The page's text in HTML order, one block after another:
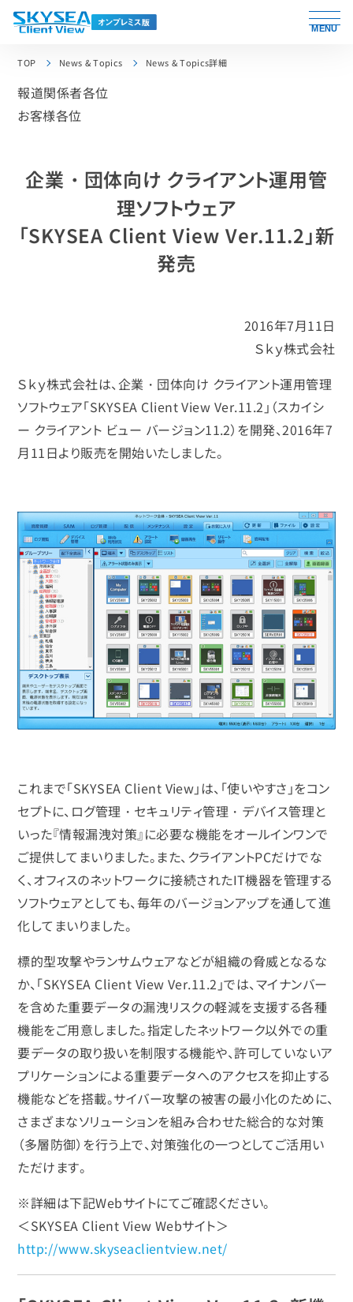
MENU
TOP News & Topics News & Topics詳細
報道関係者各位
お客様各位
企業・団体向け クライアント運用管
理ソフトウェア
「SKYSEA Client View Ver.11.2」新
発売
2016年7月11日
Ｓｋｙ株式会社
Ｓｋｙ株式会社は、企業・団体向け クライアント運用管理
ソフトウェア「SKYSEA Client View Ver.11.2」（スカイシ
ー クライアント ビュー バージョン11.2）を開発、2016年7
月11日より販売を開始いたしました。
これまで「SKYSEA Client View」は、「使いやすさ」をコン
セプトに、ログ管理・セキュリティ管理・デバイス管理と
いった『情報漏洩対策』に必要な機能をオールインワンで
ご提供してまいりました。また、クライアントPCだけでな
く、オフィスのネットワークに接続されたIT機器を管理する
ソフトウェアとしても、毎年のバージョンアップを通して進
化してまいりました。
標的型攻撃やランサムウェアなどが組織の脅威となるな
か、「SKYSEA Client View Ver.11.2」では、マイナンバー
を含めた重要データの漏洩リスクの軽減を支援する各種
機能をご用意しました。指定したネットワーク以外での重
要データの取り扱いを制限する機能や、許可していないア
プリケーションによる重要データへのアクセスを抑止する
機能などを搭載。サイバー攻撃の被害の最小化のために、
さまざまなソリューションを組み合わせた総合的な対策
（多層防御）を行う上で、対策強化の一つとしてご活用い
ただけます。
※詳細は下記Webサイトにてご確認ください。
＜SKYSEA Client View Webサイト＞
http://www.skyseaclientview.net/